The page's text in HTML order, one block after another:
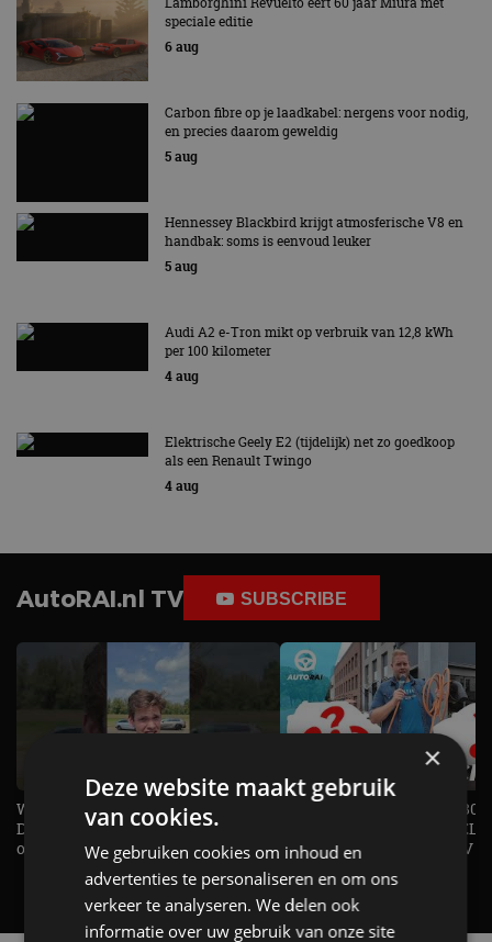
speciale editie
6 aug
Carbon fibre op je laadkabel: nergens voor nodig,
en precies daarom geweldig
5 aug
Hennessey Blackbird krijgt atmosferische V8 en
handbak: soms is eenvoud leuker
5 aug
Audi A2 e-Tron mikt op verbruik van 12,8 kWh
per 100 kilometer
4 aug
Elektrische Geely E2 (tijdelijk) net zo goedkoop
als een Renault Twingo
4 aug
AutoRAI.nl TV SUBSCRIBE
Welke elektrische auto past bij jou?
De EV Experience geeft antwoord
op je vraag! - AutoRAI TV
1.500 KG Trekgewicht & 380
elektrische pk's, maar
AUTO is het? - AutoRAI TV
×
Deze website maakt gebruik
van cookies.
We gebruiken cookies om inhoud en
advertenties te personaliseren en om ons
verkeer te analyseren. We delen ook
informatie over uw gebruik van onze site